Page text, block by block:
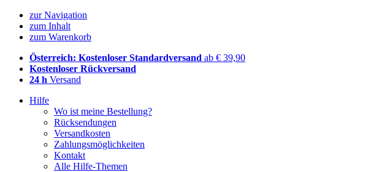
zur Navigation
zum Inhalt
zum Warenkorb
Österreich: Kostenloser Standardversand ab € 39,90
Kostenloser Rückversand
24 h Versand
Hilfe
Wo ist meine Bestellung?
Rücksendungen
Versandkosten
Zahlungsmöglichkeiten
Kontakt
Alle Hilfe-Themen